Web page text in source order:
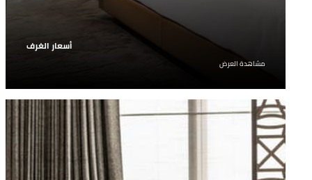
أسعار الغرف
ضمان أفضل أسعار الغرف المتاحة. احجزوا خيارنا الأكثر
مشاهدة العرض